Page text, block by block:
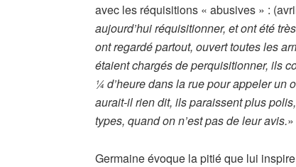
avec les réquisitions « abusives » :
aujourd’hui réquisitionner, et ont été
ont regardé partout, ouvert toutes les
étaient chargés de perquisitionner, ils
¼ d’heure dans la rue pour appeler un
aurait-il rien dit, ils paraissent plus
types, quand on n’est pas de leur avis.»
Germaine évoque la pitié que lui